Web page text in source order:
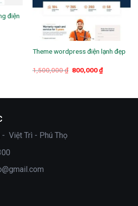
điện
Theme wordpress điện lạnh đẹp
1,500,000₫ Giá
800,000₫Giá
hiện
- Việt Trì - Phú Thọ